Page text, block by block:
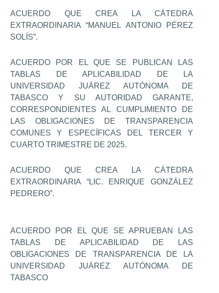
ACUERDO QUE CREA LA CÁTEDRA
EXTRAORDINARIA “MANUEL ANTONIO PÉREZ
SOLÍS”.
ACUERDO POR EL QUE SE PUBLICAN LAS
TABLAS DE APLICABILIDAD DE LA
UNIVERSIDAD JUÁREZ AUTÓNOMA DE
TABASCO Y SU AUTORIDAD GARANTE,
CORRESPONDIENTES AL CUMPLIMIENTO DE
LAS OBLIGACIONES DE TRANSPARENCIA
COMUNES Y ESPECÍFICAS DEL TERCER Y
CUARTO TRIMESTRE DE 2025.
ACUERDO QUE CREA LA CÁTEDRA
EXTRAORDINARIA “LIC. ENRIQUE GONZÁLEZ
PEDRERO”.
ACUERDO POR EL QUE SE APRUEBAN LAS
TABLAS DE APLICABILIDAD DE LAS
OBLIGACIONES DE TRANSPARENCIA DE LA
UNIVERSIDAD JUÁREZ AUTÓNOMA DE
TABASCO